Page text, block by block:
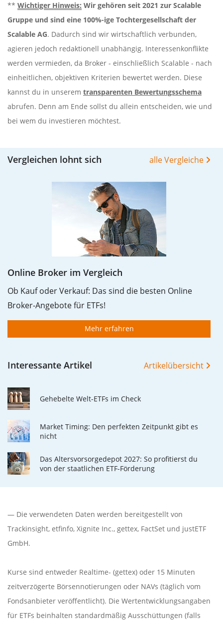
** Wichtiger Hinweis: Wir gehören seit 2021 zur Scalable
Gruppe und sind eine 100%-ige Tochtergesellschaft der
Scalable AG. Dadurch sind wir wirtschaftlich verbunden,
agieren jedoch redaktionell unabhängig. Interessenkonflikte
werden vermieden, da Broker - einschließlich Scalable - nach
einheitlichen, objektiven Kriterien bewertet werden. Diese
kannst du in unserem transparenten Bewertungsschema
abrufen. Denn am Ende sollst du allein entscheiden, wie und
bei wem du investieren möchtest.
Vergleichen lohnt sich alle Vergleiche
Online Broker im Vergleich
Ob Kauf oder Verkauf: Das sind die besten Online
Broker-Angebote für ETFs!
Mehr erfahren
Interessante Artikel Artikelübersicht
Gehebelte Welt-ETFs im Check
Market Timing: Den perfekten Zeitpunkt gibt es
nicht
Das Altersvorsorgedepot 2027: So profitierst du
von der staatlichen ETF-Förderung
— Die verwendeten Daten werden bereitgestellt von
Trackinsight, etfinfo, Xignite Inc., gettex, FactSet und justETF
GmbH.
Kurse sind entweder Realtime- (gettex) oder 15 Minuten
zeitverzögerte Börsennotierungen oder NAVs (täglich vom
Fondsanbieter veröffentlicht). Die Wertentwicklungsangaben
für ETFs beinhalten standardmäßig Ausschüttungen (falls